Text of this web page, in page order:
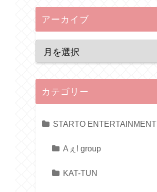
アーカイブ
カテゴリー
STARTO ENTERTAINMENT
Aぇ! group
KAT-TUN